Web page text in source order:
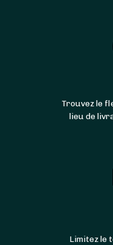
Trouvez le
lieu de
Limitez le